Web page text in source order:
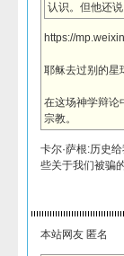
认识。但他还
https://
耶稣去过别的星
在这场神学辩论
宗教。
卡尔·萨根:历史
些关于我们被骗
本站网友 匿名